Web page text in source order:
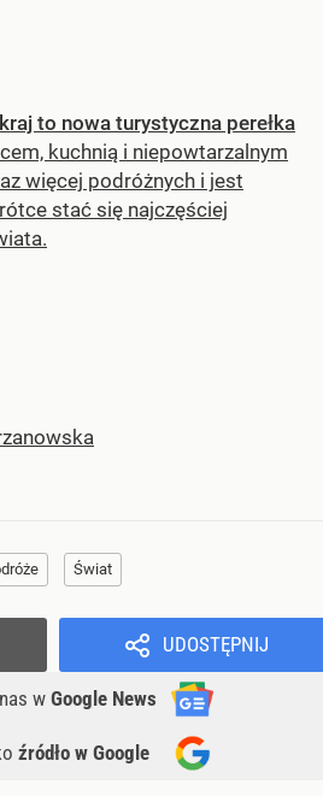
to nowa turystyczna perełka
kuchnią i niepowtarzalnym
więcej podróżnych i jest
stać się najczęściej
Świat
UDOSTĘPNIJ
w Google News
źródło w Google